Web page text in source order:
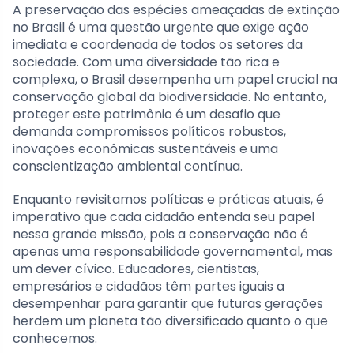
A preservação das espécies ameaçadas de extinção
no Brasil é uma questão urgente que exige ação
imediata e coordenada de todos os setores da
sociedade. Com uma diversidade tão rica e
complexa, o Brasil desempenha um papel crucial na
conservação global da biodiversidade. No entanto,
proteger este patrimônio é um desafio que
demanda compromissos políticos robustos,
inovações econômicas sustentáveis e uma
conscientização ambiental contínua.
Enquanto revisitamos políticas e práticas atuais, é
imperativo que cada cidadão entenda seu papel
nessa grande missão, pois a conservação não é
apenas uma responsabilidade governamental, mas
um dever cívico. Educadores, cientistas,
empresários e cidadãos têm partes iguais a
desempenhar para garantir que futuras gerações
herdem um planeta tão diversificado quanto o que
conhecemos.